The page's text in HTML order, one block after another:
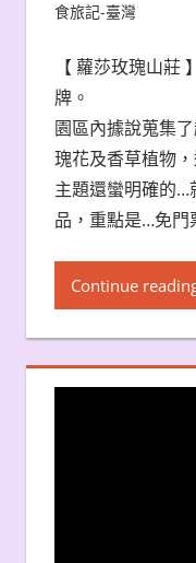
食旅記-臺灣
【 蘿莎玫瑰山莊
牌。
園區內據說蒐集
瑰花及香草植物
主題還蠻明確的…
品，重點是…免門
Continue